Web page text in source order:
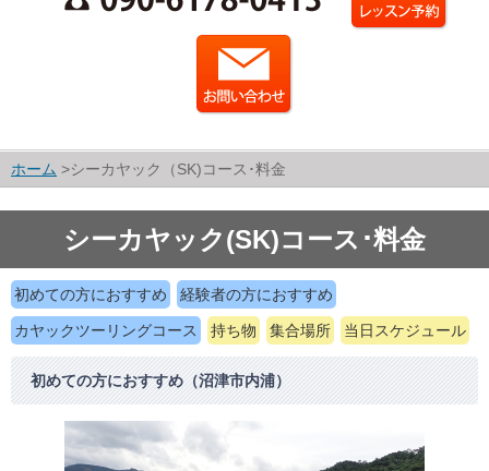
シーカヤックのコース・料金
予約・申込方法
ブログ・動画
ブログ
動画
ホーム シーカヤック（SK)コース･料金
シーカヤック(SK)コース･料金
初めての方におすすめ 経験者の方におすすめ
カヤックツーリングコース 持ち物 集合場所 当日スケジュール
初めての方におすすめ（沼津市内浦）